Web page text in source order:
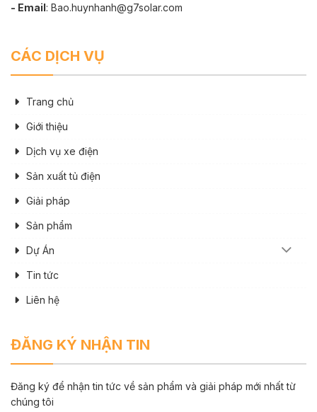
- Email: Bao.huynhanh@g7solar.com
CÁC DỊCH VỤ
Trang chủ
Giới thiệu
Dịch vụ xe điện
Sản xuất tủ điện
Giải pháp
Sản phẩm
Dự Án
Tin tức
Liên hệ
ĐĂNG KÝ NHẬN TIN
Đăng ký để nhận tin tức về sản phẩm và giải pháp mới nhất từ
chúng tôi